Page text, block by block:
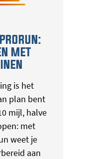
MET
is het
plan bent
mijl, halve
met
weet je
aan